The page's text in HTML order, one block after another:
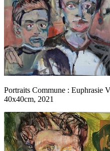
Portraits Commune : Euphrasie
40x40cm, 2021